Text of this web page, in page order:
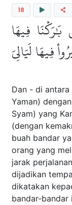
18
بَٰرَكۡنَا فِيهَا
فِيهَا لَيَالِيَ
Dan - di
Yaman)
Syam) yang
(dengan
buah bandar
orang yang
jarak
dijadikan
dikatakan
bandar-bandar